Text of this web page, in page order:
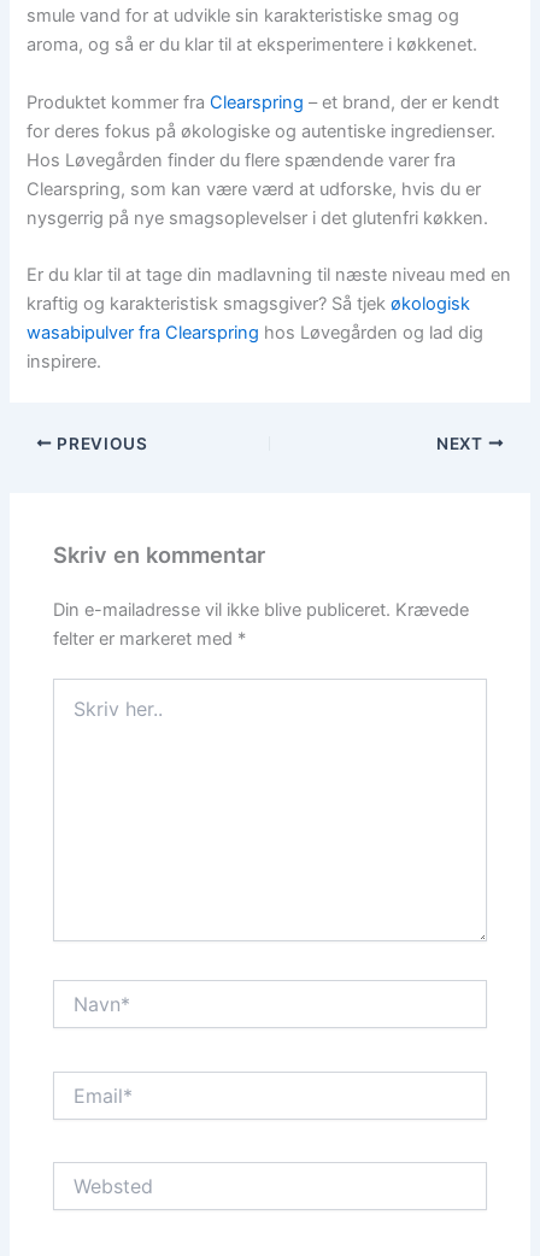
smule vand for at udvikle sin karakteristiske smag og
aroma, og så er du klar til at eksperimentere i køkkenet.
Produktet kommer fraClearspring – et brand, der er kendt
for deres fokus på økologiske og autentiske ingredienser.
Hos Løvegården finder du flere spændende varer fra
Clearspring, som kan være værd at udforske, hvis du er
nysgerrig på nye smagsoplevelser i det glutenfri køkken.
Er du klar til at tage din madlavning til næste niveau med en
kraftig og karakteristisk smagsgiver? Så tjekøkologisk
wasabipulver fra Clearspring hos Løvegården og lad dig
inspirere.
PREVIOUS NEXT
Skriv en kommentar
Din e-mailadresse vil ikke blive publiceret. Krævede
felter er markeret med *
her..